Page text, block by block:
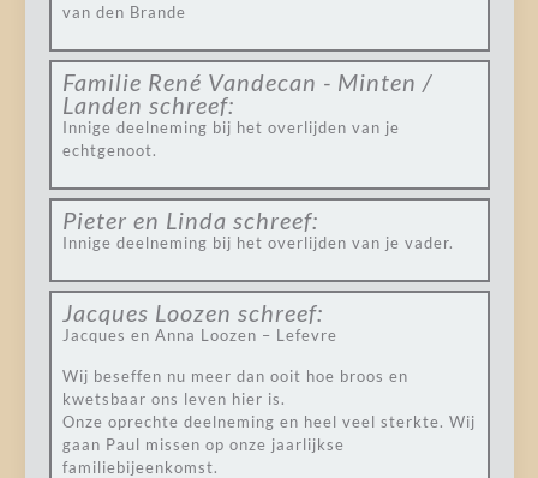
van den Brande
Familie René Vandecan - Minten /
Landen schreef:
Innige deelneming bij het overlijden van je
echtgenoot.
Pieter en Linda schreef:
Innige deelneming bij het overlijden van je vader.
Jacques Loozen schreef:
Jacques en Anna Loozen – Lefevre
Wij beseffen nu meer dan ooit hoe broos en
kwetsbaar ons leven hier is.
Onze oprechte deelneming en heel veel sterkte. Wij
gaan Paul missen op onze jaarlijkse
familiebijeenkomst.